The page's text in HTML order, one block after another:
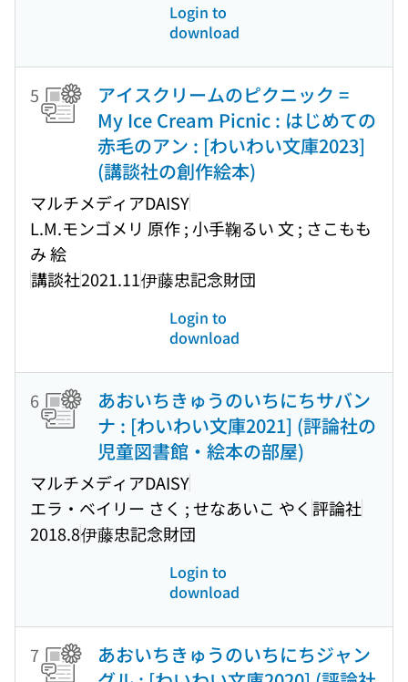
Login to
download
5
アイスクリームのピクニック =
My Ice Cream Picnic : はじめての
赤毛のアン : [わいわい文庫2023]
(講談社の創作絵本)
マルチメディアDAISY
L.M.モンゴメリ 原作 ; 小手鞠るい 文 ; さこもも
み 絵
講談社2021.11伊藤忠記念財団
Login to
download
6
あおいちきゅうのいちにちサバン
ナ : [わいわい文庫2021] (評論社の
児童図書館・絵本の部屋)
マルチメディアDAISY
エラ・ベイリー さく ; せなあいこ やく 評論社
2018.8伊藤忠記念財団
Login to
download
7
あおいちきゅうのいちにちジャン